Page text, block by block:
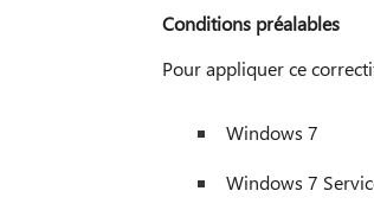
Conditions préalables
Pour appliquer ce
Windows 7
Windows 7